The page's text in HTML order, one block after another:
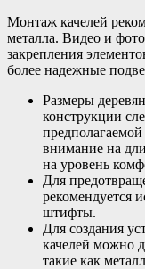
Монтаж качелей
металла. Видео и
закрепления
более надежные
Размеры
конструкции
внимание на
на уровень
Для
рекомендуется
штифты.
Для создания
качелей можно
такие как